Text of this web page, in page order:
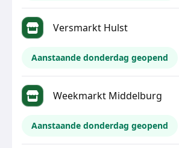
Versmarkt Hulst
Aanstaande donderdag geopend
Weekmarkt Middelburg
Aanstaande donderdag geopend